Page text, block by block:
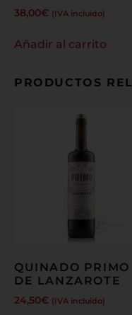
38,00€ (IVA incluido)
Añadir al carrito
PRODUCTOS
QUINADO PRIMO
DE LANZAROTE
24,50€ (IVA incluido)